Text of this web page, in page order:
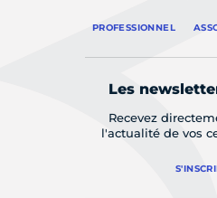
PROFESSIONNEL
Les
Recevez
l'actualité de vos